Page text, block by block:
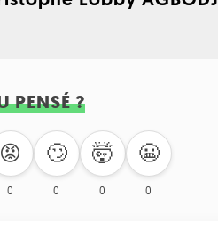
PENSÉ ?
😡
0
🙄
0
🤯
0
😬
0